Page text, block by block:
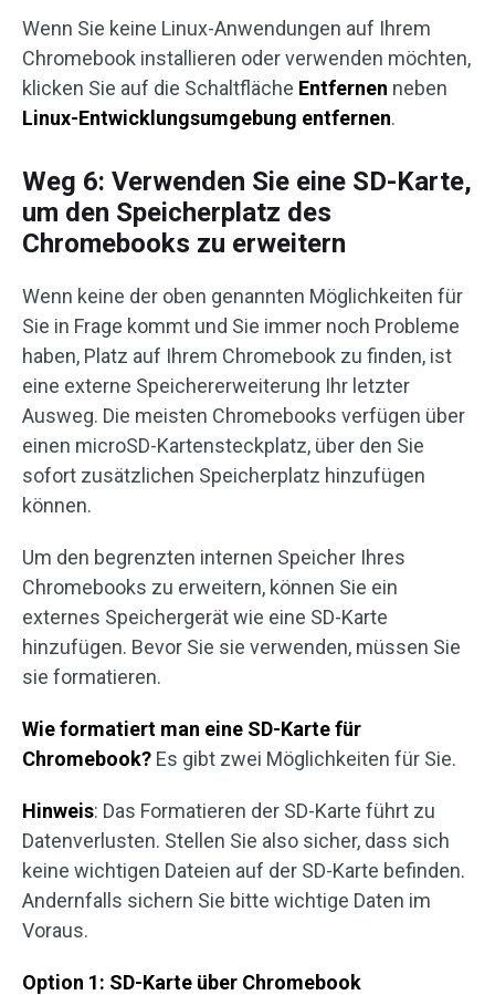
Wenn Sie keine Linux-Anwendungen auf Ihrem
Chromebook installieren oder verwenden möchten,
klicken Sie auf die Schaltfläche Entfernen neben
Linux-Entwicklungsumgebung entfernen.
Weg 6: Verwenden Sie eine SD-Karte,
um den Speicherplatz des
Chromebooks zu erweitern
Wenn keine der oben genannten Möglichkeiten für
Sie in Frage kommt und Sie immer noch Probleme
haben, Platz auf Ihrem Chromebook zu finden, ist
eine externe Speichererweiterung Ihr letzter
Ausweg. Die meisten Chromebooks verfügen über
einen microSD-Kartensteckplatz, über den Sie
sofort zusätzlichen Speicherplatz hinzufügen
können.
Um den begrenzten internen Speicher Ihres
Chromebooks zu erweitern, können Sie ein
externes Speichergerät wie eine SD-Karte
hinzufügen. Bevor Sie sie verwenden, müssen Sie
sie formatieren.
Wie formatiert man eine SD-Karte für
Chromebook? Es gibt zwei Möglichkeiten für Sie.
Hinweis: Das Formatieren der SD-Karte führt zu
Datenverlusten. Stellen Sie also sicher, dass sich
keine wichtigen Dateien auf der SD-Karte befinden.
Andernfalls sichern Sie bitte wichtige Daten im
Voraus.
Option 1: SD-Karte über Chromebook